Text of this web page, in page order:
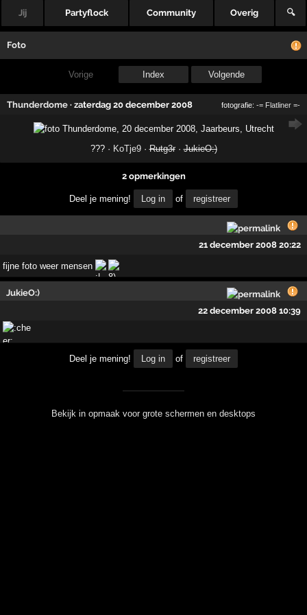
Jij Partyflock Community Overig 🔍
Foto
Vorige Index Volgende
Thunderdome ·zaterdag 20 december 2008 fotografie: -= Flatliner =-
??? · KoTje9·Rutg3r·JukieO:)
2 opmerkingen
Deel je mening! Log in of registreer
21 december 2008 20:22
fijne foto weer mensen
JukieO:)
22 december 2008 10:39
Deel je mening! Log in of registreer
Bekijk in opmaak voor grote schermen en desktops